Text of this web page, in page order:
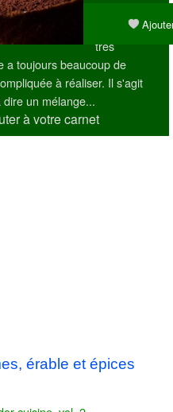
un dessert
très
a toujours beaucoup de
à réaliser. Il s'agit
un mélange...
à votre carnet
érable et épices